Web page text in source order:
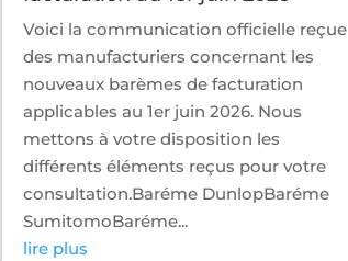
Voici la communication officielle reçue
des manufacturiers concernant les
nouveaux barèmes de facturation
applicables au 1er juin 2026. Nous
mettons à votre disposition les
différents éléments reçus pour votre
consultation.Baréme DunlopBaréme
SumitomoBaréme...
lire plus